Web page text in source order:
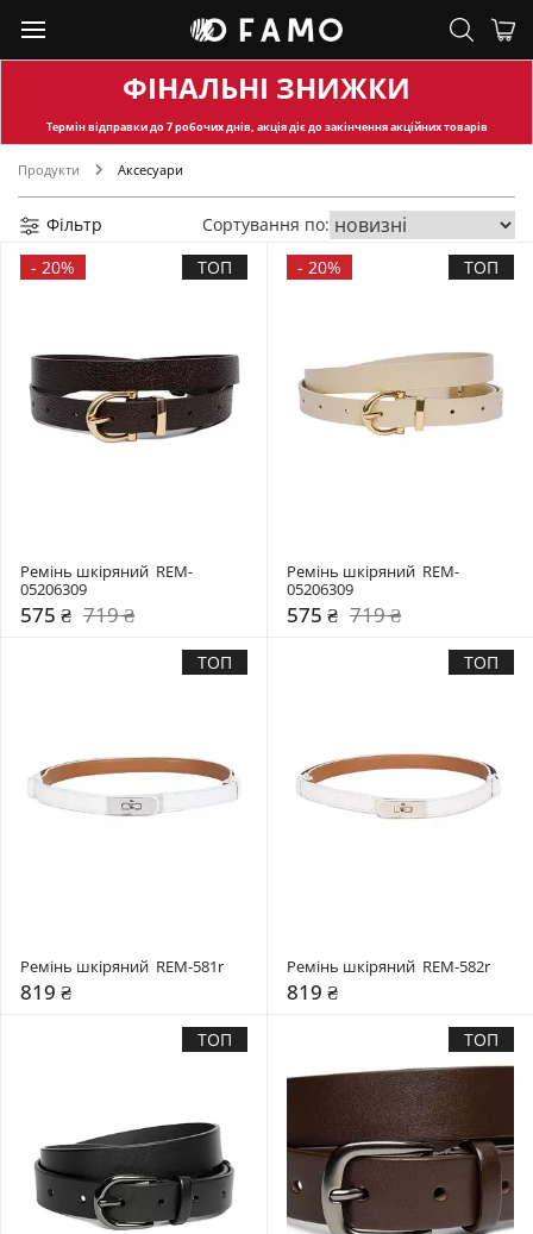
ФІНАЛЬНІ ЗНИЖКИ
Термін відправкидо 7 робочих днів, акція діє до закінчення акційних товарів
Продукти Аксесуари
Фільтр
Сортування по:
- 20% ТОП
Ремінь шкіряний  REM-
05206309
575 ₴ 719 ₴
- 20% ТОП
Ремінь шкіряний  REM-
05206309
575 ₴ 719 ₴
ТОП
Ремінь шкіряний  REM-581r
819 ₴
ТОП
Ремінь шкіряний  REM-582r
819 ₴
ТОП ТОП